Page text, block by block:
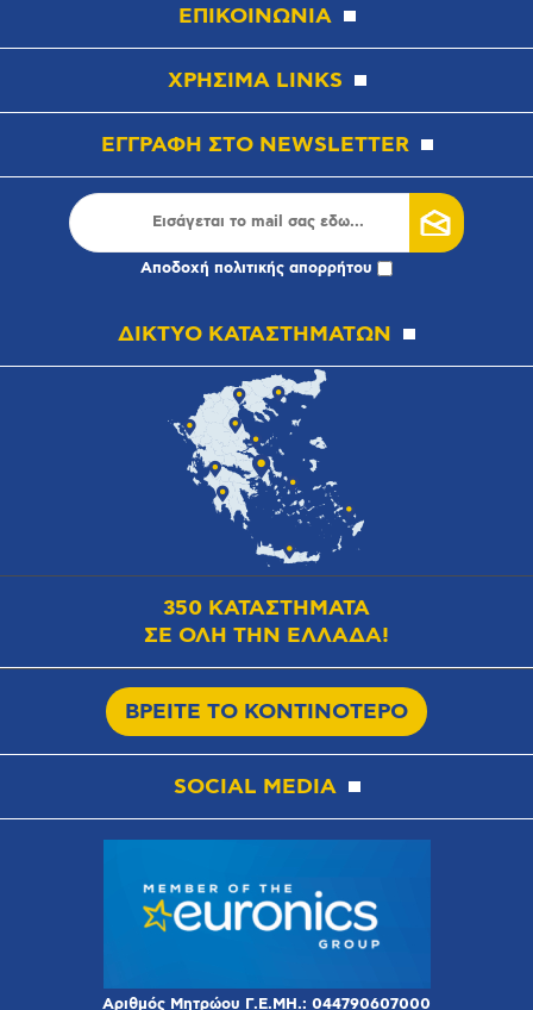
ΕΠΙΚΟΙΝΩΝΙΑ
ΧΡΗΣΙΜΑ LINKS
ΕΓΓΡΑΦΗ ΣΤΟ NEWSLETTER
Αποδοχή πολιτικής απορρήτου
ΔΙΚΤΥΟ ΚΑΤΑΣΤΗΜΑΤΩΝ
350 ΚΑΤΑΣΤΗΜΑΤΑ
ΣΕ ΟΛΗ ΤΗΝ ΕΛΛΑΔΑ!
ΒΡΕΙΤΕ ΤΟ ΚΟΝΤΙΝΟΤΕΡΟ
SOCIAL MEDIA